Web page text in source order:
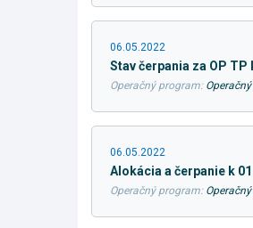
06.05.2022
Stav čerpania za OP TP
Operačný program:
06.05.2022
Alokácia a čerpanie k
Operačný program: